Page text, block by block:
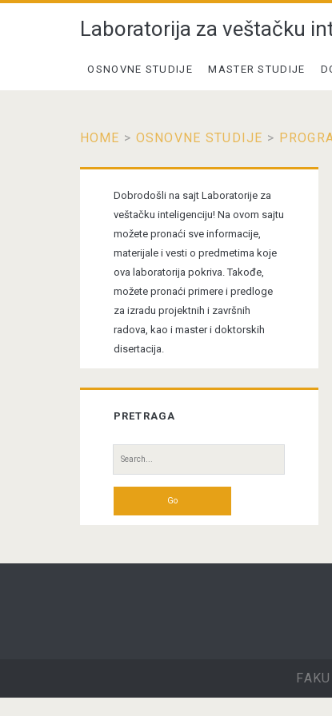
Laboratorija za veštačku
OSNOVNE STUDIJE MASTER STUDIJE
HOME > OSNOVNE STUDIJE >
Sidebar
Dobrodošli na sajt Laboratorije za
veštačku inteligenciju! Na ovom sajtu
možete pronaći sve informacije,
materijale i vesti o predmetima koje
ova laboratorija pokriva. Takođe,
možete pronaći primere i predloge
za izradu projektnih i završnih
radova, kao i master i doktorskih
disertacija.
PRETRAGA
Search
for: